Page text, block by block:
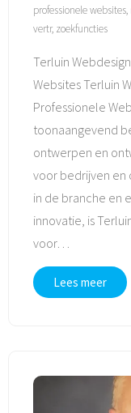
professionele websites,
vertr, zoekfuncties
Terluin
Websites Terluin
Professionele
toonaangevend
ontwerpen en
voor bedrijven en
in de branche en
innovatie, is
voor…
Lees meer